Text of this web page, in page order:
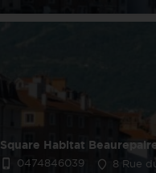
Square Habitat
0474846039 8 Rue